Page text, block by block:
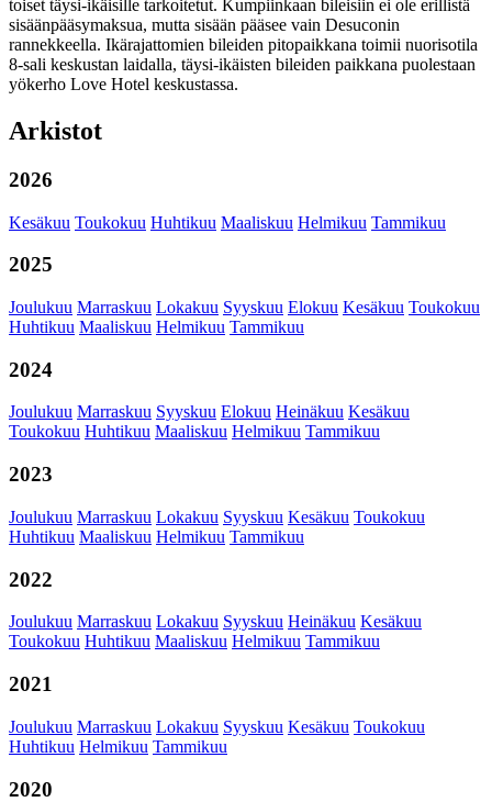
toiset täysi-ikäisille tarkoitetut. Kumpiinkaan bileisiin ei ole erillistä
sisäänpääsymaksua, mutta sisään pääsee vain Desuconin
rannekkeella. Ikärajattomien bileiden pitopaikkana toimii nuorisotila
8-sali keskustan laidalla, täysi-ikäisten bileiden paikkana puolestaan
yökerho Love Hotel keskustassa.
Arkistot
2026
Kesäkuu Toukokuu Huhtikuu Maaliskuu Helmikuu Tammikuu
2025
Joulukuu Marraskuu Lokakuu Syyskuu Elokuu Kesäkuu Toukokuu
Huhtikuu Maaliskuu Helmikuu Tammikuu
2024
Joulukuu Marraskuu Syyskuu Elokuu Heinäkuu Kesäkuu
Toukokuu Huhtikuu Maaliskuu Helmikuu Tammikuu
2023
Joulukuu Marraskuu Lokakuu Syyskuu Kesäkuu Toukokuu
Huhtikuu Maaliskuu Helmikuu Tammikuu
2022
Joulukuu Marraskuu Lokakuu Syyskuu Heinäkuu Kesäkuu
Toukokuu Huhtikuu Maaliskuu Helmikuu Tammikuu
2021
Joulukuu Marraskuu Lokakuu Syyskuu Kesäkuu Toukokuu
Huhtikuu Helmikuu Tammikuu
2020